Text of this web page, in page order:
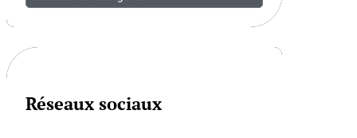
Réseaux sociaux